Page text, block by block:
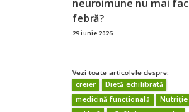
neuroimune nu mai fac
febră?
29 iunie 2026
Vezi toate articolele despre:
creier
Dietă echilibrată
medicină funcțională
Nutriție